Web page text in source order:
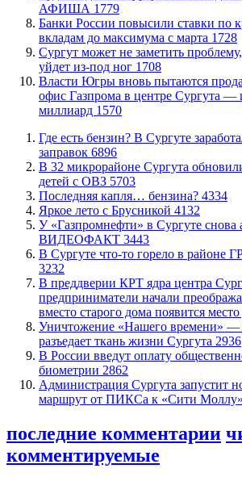
АФИША 1779
​Банки России повысили ставки по
вкладам до максимума с марта 1728
Сургут может не заметить
уйдет из-под ног 1708
Власти Югры вновь пытаются
офис Газпрома в центре Сургута —
миллиард 1570
​Где есть бензин? В Сургуте
заправок 6896
В 32 микрорайоне Сургута
детей с ОВЗ 5703
​Последняя капля… бензина? 4334
Яркое лето с Брусникой 4132
У «Газпромнефти» в Сургуте снова
ВИДЕОФАКТ 3443
​В Сургуте что-то горело в
3232
​В преддверии КРТ ядра центра
предприниматели начали
вместо старого дома появится
​Уничтожение «Нашего времени» —
разъедает ткань жизни Сургута 2936
В России введут оплату
биометрии 2862
​Администрация Сургута запустит
маршрут от ПИКСа к «Сити Моллу»
последние комментарии
комментируемые